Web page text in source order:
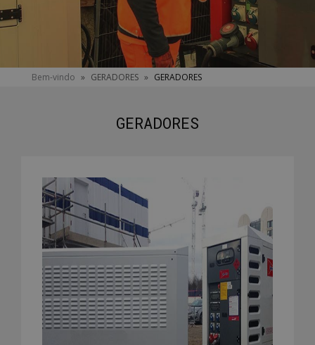
You
Bem-vindo » GERADORES » GERADORES
GERADORES